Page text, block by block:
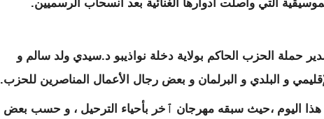
التي واصلت أدوارها الغنائية بعد انسحاب الرسميين.
الحزب الحاكم بولاية دخلة نواذيبو د.سيدي ولد سالم و
و البلدي و البرلمان و بعض رجال الأعمال المناصرين للحزب.
اليوم ،حيث سبقه مهرجان ٱخر بأحياء الترحيل ، و حسب بعض